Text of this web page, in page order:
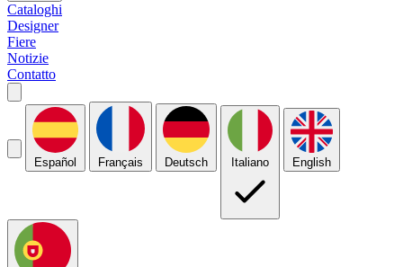
Cataloghi
Designer
Fiere
Notizie
Contatto
Español Français Deutsch Italiano English